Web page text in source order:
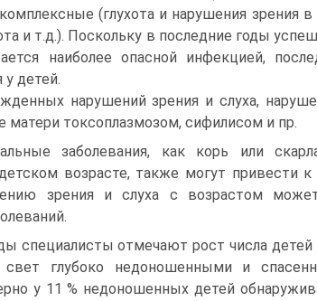
(глухота и нарушения зрения
и т.д.). Поскольку в последние годы
наиболее опасной инфекцией,
детей.
нарушений зрения и слуха,
матери токсоплазмозом, сифилисом и пр.
заболевания, как корь или
возрасте, также могут привести
зрения и слуха с возрастом
специалисты отмечают рост числа
глубоко недоношенными и
у 11 % недоношенных детей